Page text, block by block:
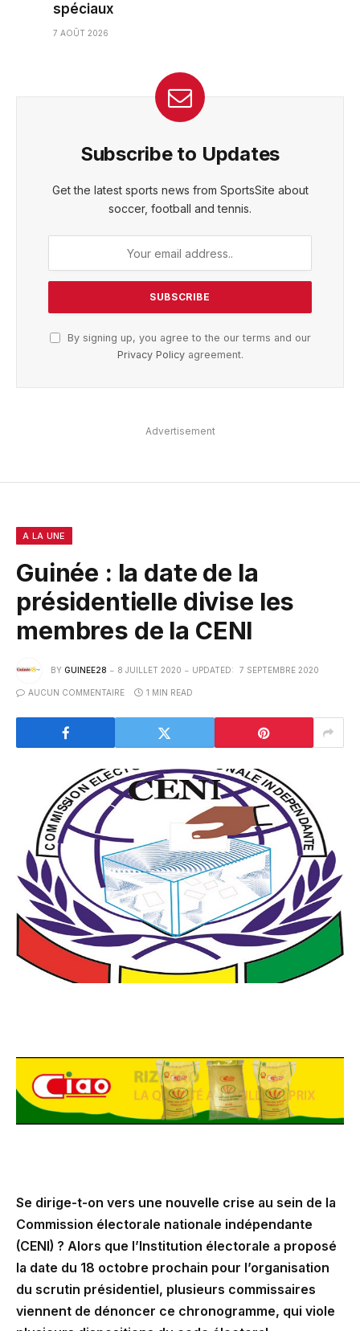
spéciaux
7 AOÛT 2026
Subscribe to Updates
Get the latest sports news from SportsSite about
soccer, football and tennis.
By signing up, you agree to the our terms and our
Privacy Policyagreement.
Advertisement
A LA UNE
Guinée : la date de la
présidentielle divise les
membres de la CENI
BY GUINEE28 8 JUILLET 2020 UPDATED: 7 SEPTEMBRE 2020
AUCUN COMMENTAIRE 1 MIN READ
Se dirige-t-on vers une nouvelle crise au sein de la
Commission électorale nationale indépendante
(CENI) ? Alors que l’Institution électorale a proposé
la date du 18 octobre prochain pour l’organisation
du scrutin présidentiel, plusieurs commissaires
viennent de dénoncer ce chronogramme, qui viole